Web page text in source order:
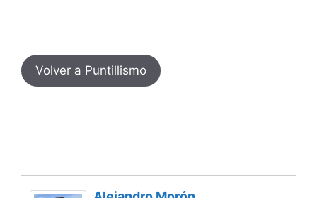
Volver a Puntillismo